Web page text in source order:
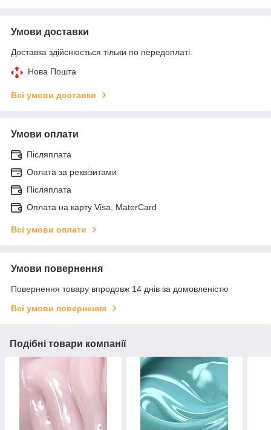
Умови доставки
Доставка здійснюється тільки по передоплаті.
Нова Пошта
Всі умови доставки
Умови оплати
Післяплата
Оплата за реквізитами
Післяплата
Оплата на карту Visa, MaterCard
Всі умови оплати
Умови повернення
Повернення товару впродовж 14 днів за домовленістю
Всі умови повернення
Подібні товари компанії